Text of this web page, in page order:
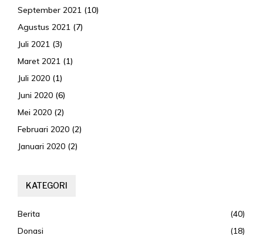
September 2021 (10)
Agustus 2021 (7)
Juli 2021 (3)
Maret 2021 (1)
Juli 2020 (1)
Juni 2020 (6)
Mei 2020 (2)
Februari 2020 (2)
Januari 2020 (2)
KATEGORI
Berita
(40)
Donasi
(18)